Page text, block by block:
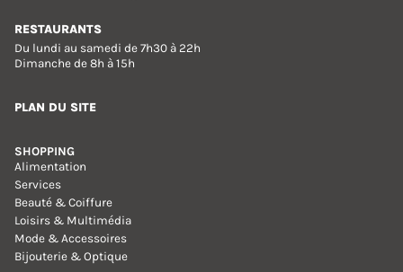
RESTAURANTS
Du lundi au samedi de 7h30 à 22h
Dimanche de 8h à 15h
PLAN DU SITE
SHOPPING
Alimentation
Services
Beauté & Coiffure
Loisirs & Multimédia
Mode & Accessoires
Bijouterie & Optique